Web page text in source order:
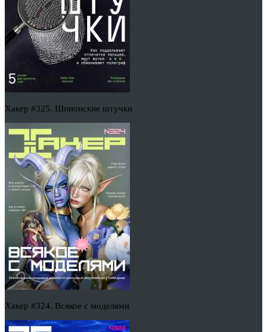
Хакер #325. Шпионские штучки
Хакер #324. Всякое с моделями